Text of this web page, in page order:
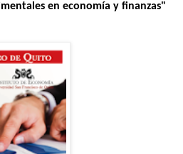
en economía y finanzas"